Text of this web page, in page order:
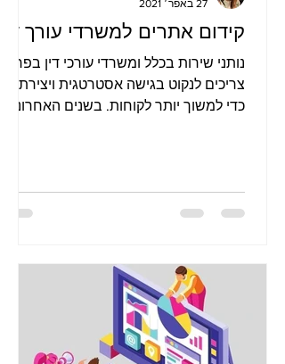
קידום אתרים למשרדי עורך
נותני שירות בכלל ומשרדי עורכי דין בפרט
צריכים לנקוט בגישה אסטרטגית ויצירתית
כדי למשוך יותר לקוחות. בשנים האחרונות
27 באפר׳ 2021